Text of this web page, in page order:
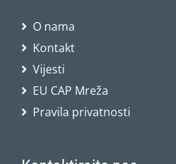
O nama
Kontakt
Vijesti
EU CAP Mreža
Pravila privatnosti